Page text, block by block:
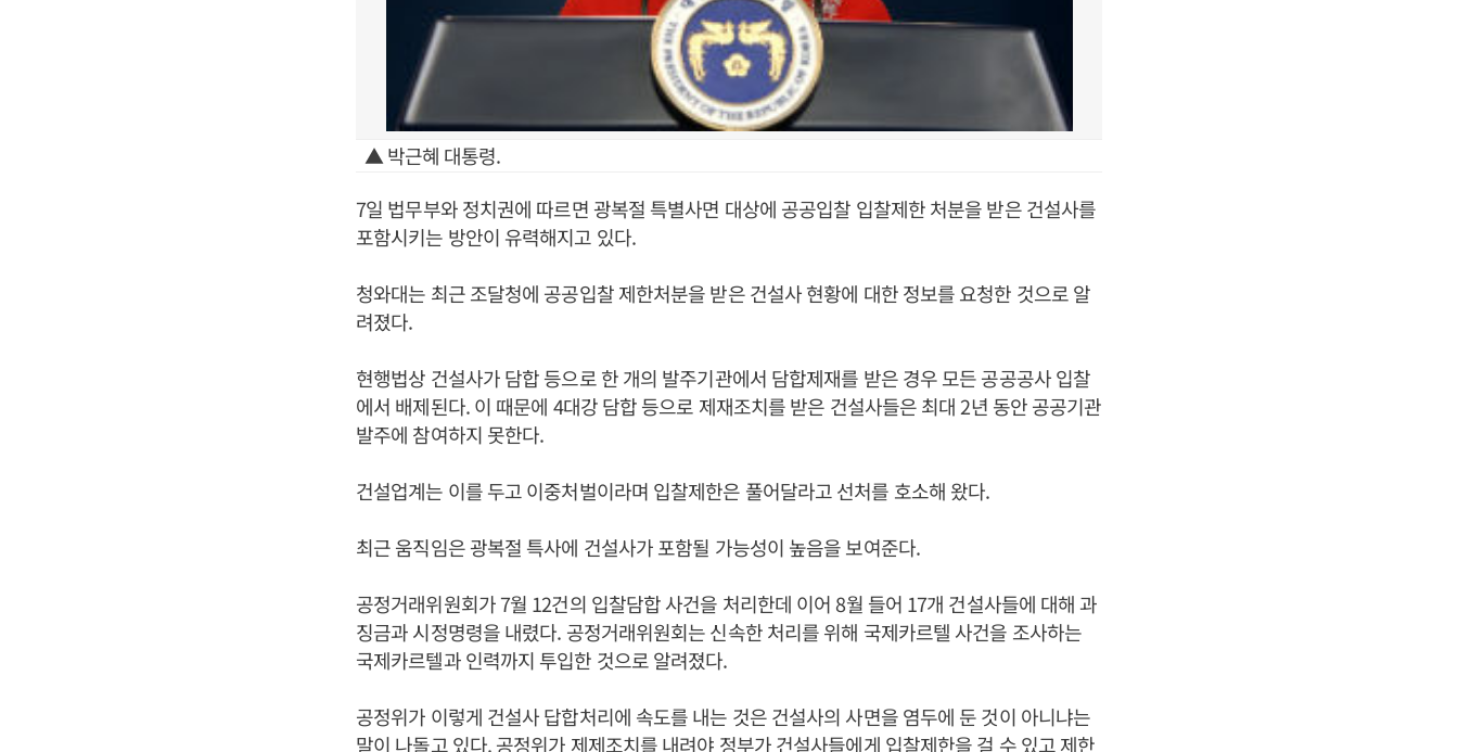
▲ 박근혜 대통령.
7일 법무부와 정치권에 따르면 광복절 특별사면 대상에 공공입찰 입찰제한 처분을 받은 건설사를
포함시키는 방안이 유력해지고 있다.
청와대는 최근 조달청에 공공입찰 제한처분을 받은 건설사 현황에 대한 정보를 요청한 것으로 알
려졌다.
현행법상 건설사가 담합 등으로 한 개의 발주기관에서 담합제재를 받은 경우 모든 공공공사 입찰
에서 배제된다. 이 때문에 4대강 담합 등으로 제재조치를 받은 건설사들은 최대 2년 동안 공공기관
발주에 참여하지 못한다.
건설업계는 이를 두고 이중처벌이라며 입찰제한은 풀어달라고 선처를 호소해 왔다.
최근 움직임은 광복절 특사에 건설사가 포함될 가능성이 높음을 보여준다.
공정거래위원회가 7월 12건의 입찰담합 사건을 처리한데 이어 8월 들어 17개 건설사들에 대해 과
징금과 시정명령을 내렸다. 공정거래위원회는 신속한 처리를 위해 국제카르텔 사건을 조사하는
국제카르텔과 인력까지 투입한 것으로 알려졌다.
공정위가 이렇게 건설사 답합처리에 속도를 내는 것은 건설사의 사면을 염두에 둔 것이 아니냐는
말이 나돌고 있다. 공정위가 제제조치를 내려야 정부가 건설사들에게 입찰제한을 걸 수 있고 제한